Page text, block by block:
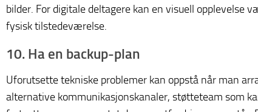
bilder. For digitale deltagere kan en visuell opplevelse
fysisk tilstedeværelse.
10. Ha en backup-plan
Uforutsette tekniske problemer kan oppstå når man
alternative kommunikasjonskanaler, støtteteam som